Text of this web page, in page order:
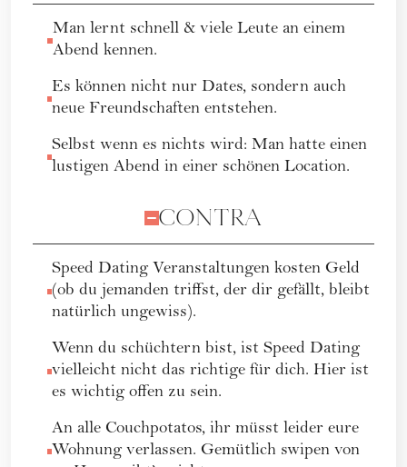
Man lernt schnell & viele Leute an einem
Abend kennen.
Es können nicht nur Dates, sondern auch
neue Freundschaften entstehen.
Selbst wenn es nichts wird: Man hatte einen
lustigen Abend in einer schönen Location.
CONTRA
Speed Dating Veranstaltungen kosten Geld
(ob du jemanden triffst, der dir gefällt, bleibt
natürlich ungewiss).
Wenn du schüchtern bist, ist Speed Dating
vielleicht nicht das richtige für dich. Hier ist
es wichtig offen zu sein.
An alle Couchpotatos, ihr müsst leider eure
Wohnung verlassen. Gemütlich swipen von